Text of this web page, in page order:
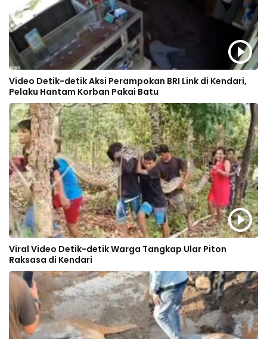
Video Detik-detik Aksi Perampokan BRI Link di Kendari,
Pelaku Hantam Korban Pakai Batu
Viral Video Detik-detik Warga Tangkap Ular Piton
Raksasa di Kendari